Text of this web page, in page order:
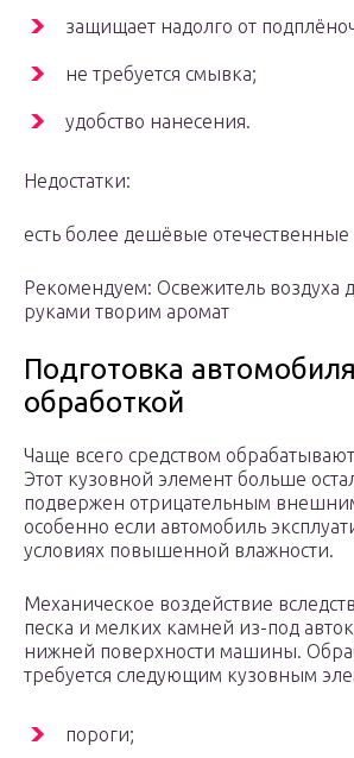
защищает надолго от
не требуется смывка;
удобство нанесения.
Недостатки:
есть более дешёвые отечественные
Рекомендуем: Освежитель воздуха
руками творим аромат
Подготовка
обработкой
Чаще всего средством
Этот кузовной элемент больше
подвержен отрицательным
особенно если автомобиль
условиях повышенной влажности.
Механическое воздействие
песка и мелких камней из-под
нижней поверхности машины.
требуется следующим кузовным
пороги;